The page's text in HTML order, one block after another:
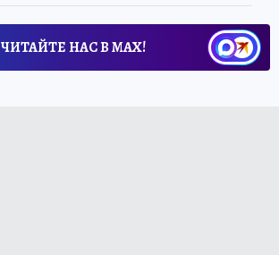
ЧИТАЙТЕ НАС В МАХ!